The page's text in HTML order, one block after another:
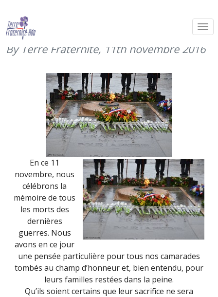
11 novembre : hommages aux
morts des guerres
By Terre Fraternité, 11th novembre 2016
En ce 11
novembre, nous
célébrons la
mémoire de tous
les morts des
dernières
guerres. Nous
avons en ce jour
une pensée particulière pour tous nos camarades
tombés au champ d’honneur et, bien entendu, pour
leurs familles restées dans la peine.
Qu’ils soient certains que leur sacrifice ne sera